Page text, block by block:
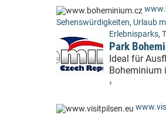
Sehenswürdigkeiten, Urlaub
Erlebnisparks,
Park
Ideal für
Boheminium
›